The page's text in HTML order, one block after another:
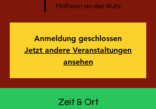
Mülheim an der Ruhr
Anmeldung geschlossen
Jetzt andere Veranstaltungen
ansehen
Zeit & Ort